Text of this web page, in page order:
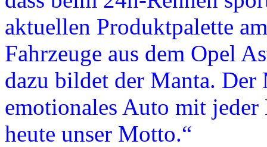
aktuellen Produktpalette
Fahrzeuge aus dem Opel
dazu bildet der Manta. Der
emotionales Auto mit jeder
heute unser Motto.“